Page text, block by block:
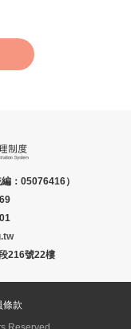
：05076416）
216號22樓
條款